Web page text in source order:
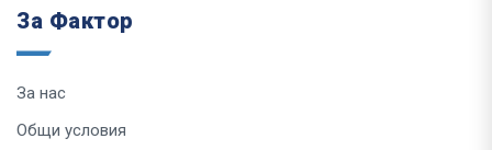
За Фактор
За нас
Общи условия